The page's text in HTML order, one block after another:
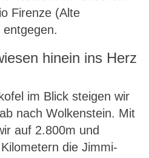
Firenze (Alte
hinein ins Herz
im Blick steigen wir
nach Wolkenstein. Mit
auf 2.800m und
die Jimmi-